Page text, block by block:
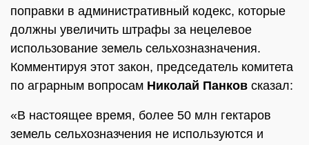
поправки в административный кодекс, которые
должны увеличить штрафы за нецелевое
использование земель сельхозназначения.
Комментируя этот закон, председатель комитета
по аграрным вопросам Николай Панков сказал:
«В настоящее время, более 50 млн гектаров
земель сельхозназчения не используются и